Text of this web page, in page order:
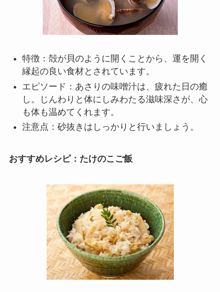
特徴：殻が貝のように開くことから、運を開く
縁起の良い食材とされています。
エピソード：あさりの味噌汁は、疲れた日の癒
し。じんわりと体にしみわたる滋味深さが、心
も体も温めてくれます。
注意点：砂抜きはしっかりと行いましょう。
おすすめレシピ：たけのこご飯